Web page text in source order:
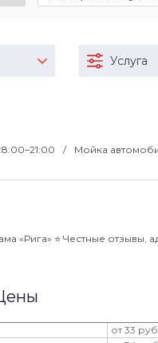
Услуга
Мойка
«Рига» ⭐️ Честные
от 33